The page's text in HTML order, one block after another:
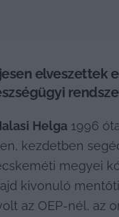
elveszettek
Helga 1996
kezdetben
megyei
kivonuló
az OEP-nél, az